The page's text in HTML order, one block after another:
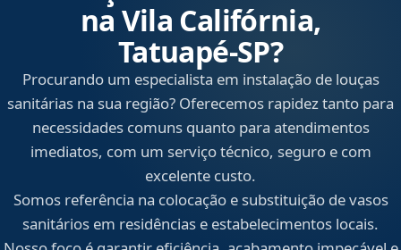
na Vila Califórnia,
Tatuapé‑SP?
Procurando um especialista em instalação de louças
sanitárias na sua região? Oferecemos rapidez tanto para
necessidades comuns quanto para atendimentos
imediatos, com um serviço técnico, seguro e com
excelente custo.
Somos referência na colocação e substituição de vasos
sanitários em residências e estabelecimentos locais.